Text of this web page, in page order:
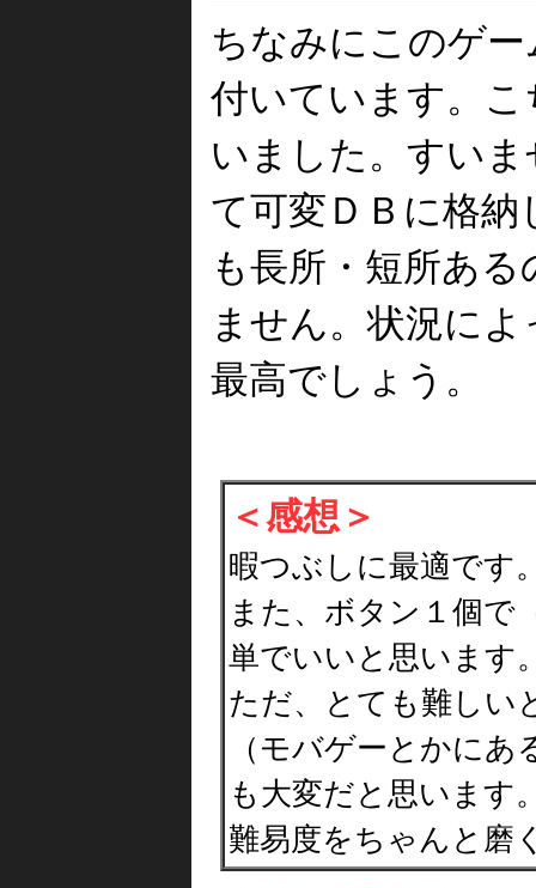
ちなみにこのゲ
付いています。
いました。すい
て可変ＤＢに格
も長所・短所あ
ません。状況に
最高でしょう。
＜感想＞
暇つぶしに最適です
また、ボタン１個で
単でいいと思います
ただ、とても難しい
（モバゲーとかに
も大変だと思います
難易度をちゃんと磨